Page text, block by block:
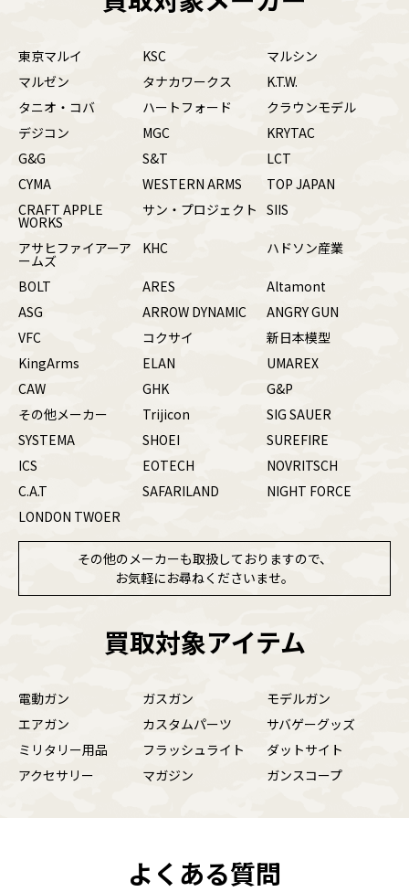
東京マルイ KSC
マルシン
マルゼン
タナカワークス
K.T.W.
タニオ・コバ
ハートフォード
クラウンモデル
デジコン
MGC
KRYTAC
G&G
S&T
LCT
CYMA
WESTERN ARMS
TOP JAPAN
CRAFT APPLE
WORKS
サン・プロジェクト SIIS
アサヒファイアーア
ームズ
KHC ハドソン産業
BOLT ARES
Altamont
ASG
ARROW DYNAMIC
ANGRY GUN
VFC
コクサイ
新日本模型
KingArms
ELAN
UMAREX
CAW
GHK
G&P
その他メーカー
Trijicon
SIG SAUER
SYSTEMA
SHOEI
SUREFIRE
ICS
EOTECH
NOVRITSCH
C.A.T
SAFARILAND
NIGHT FORCE
LONDON TWOER
その他のメーカーも取扱しておりますので、
お気軽にお尋ねくださいませ。
買取対象アイテム
電動ガン ガスガン
モデルガン
エアガン
カスタムパーツ
サバゲーグッズ
ミリタリー用品
フラッシュライト
ダットサイト
アクセサリー
マガジン ガンスコープ
よくある質問